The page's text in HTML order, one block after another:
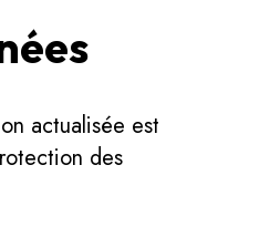
actualisée est
des